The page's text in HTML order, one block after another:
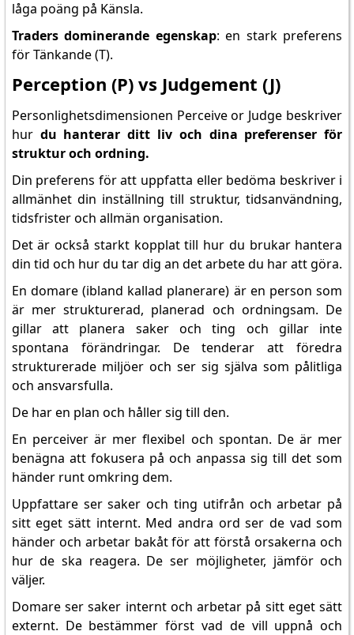
låga poäng på Känsla.
Traders dominerande egenskap: en stark preferens
för Tänkande (T).
Perception (P) vs Judgement (J)
Personlighetsdimensionen Perceive or Judge beskriver
hur du hanterar ditt liv och dina preferenser för
struktur och ordning.
Din preferens för att uppfatta eller bedöma beskriver i
allmänhet din inställning till struktur, tidsanvändning,
tidsfrister och allmän organisation.
Det är också starkt kopplat till hur du brukar hantera
din tid och hur du tar dig an det arbete du har att göra.
En domare (ibland kallad planerare) är en person som
är mer strukturerad, planerad och ordningsam. De
gillar att planera saker och ting och gillar inte
spontana förändringar. De tenderar att föredra
strukturerade miljöer och ser sig själva som pålitliga
och ansvarsfulla.
De har en plan och håller sig till den.
En perceiver är mer flexibel och spontan. De är mer
benägna att fokusera på och anpassa sig till det som
händer runt omkring dem.
Uppfattare ser saker och ting utifrån och arbetar på
sitt eget sätt internt. Med andra ord ser de vad som
händer och arbetar bakåt för att förstå orsakerna och
hur de ska reagera. De ser möjligheter, jämför och
väljer.
Domare ser saker internt och arbetar på sitt eget sätt
externt. De bestämmer först vad de vill uppnå och